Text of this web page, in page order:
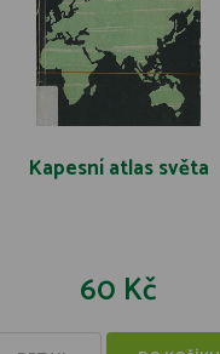
Kapesní atlas světa
60 Kč